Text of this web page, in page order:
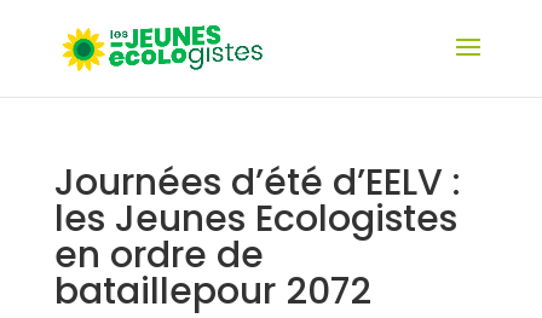
Journées d’été d’EELV :
les Jeunes Ecologistes
en ordre de
bataillepour 2072